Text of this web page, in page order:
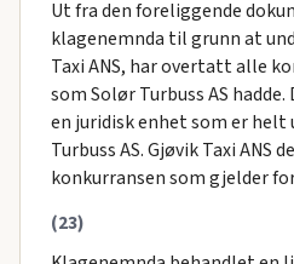
Ut fra den foreliggende
klagenemnda til grunn at
Taxi ANS, har overtatt alle
som Solør Turbuss AS
en juridisk enhet som er helt
Turbuss AS. Gjøvik Taxi ANS
konkurransen som gjelder
(23)